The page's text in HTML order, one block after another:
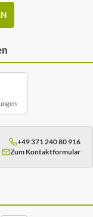
+49 371 240 80 916
Zum Kontaktformular